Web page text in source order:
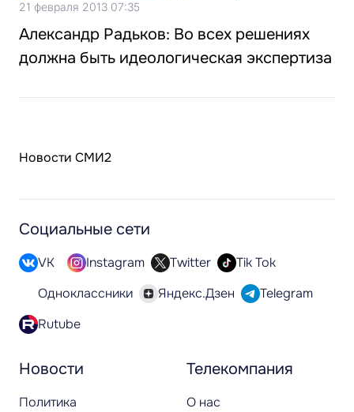
21 февраля 2013 07:35
Александр Радьков: Во всех решениях
должна быть идеологическая экспертиза
Новости СМИ2
Новости
Политика
Телекомпания
О нас
Социальные сети
VK Instagram Twitter
Tik Tok
Одноклассники
Яндекс.Дзен
Telegram
Rutube